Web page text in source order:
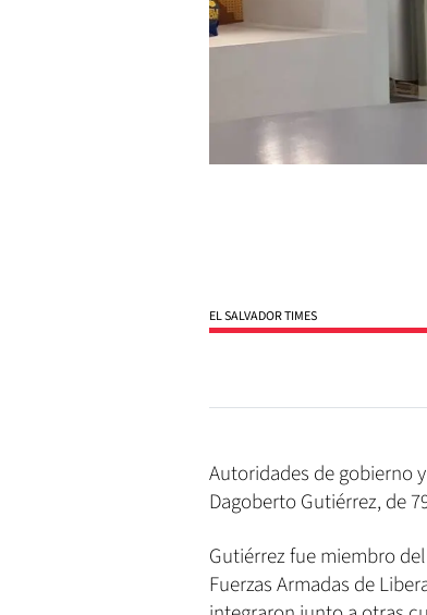
EL SALVADOR TIMES
Autoridades de gobierno
Dagoberto Gutiérrez, de
Gutiérrez fue miembro
Fuerzas Armadas de